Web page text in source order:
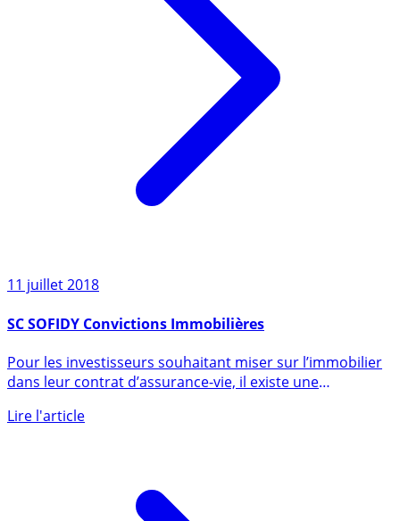
Pour les investisseurs souhaitant miser sur l’immobilier
dans leur contrat d’assurance-vie, il existe une
alternative (...)